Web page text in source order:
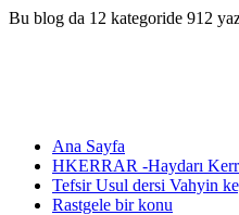
Bu blog da 12 kategoride 912
Ana Sayfa
HKERRAR -Haydarı
Tefsir Usul dersi Vahyin
Rastgele bir konu